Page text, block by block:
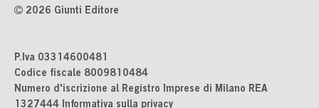
2026 Giunti Editore
P.Iva 03314600481
Codice fiscale 8009810484
Numero d'iscrizione al Registro Imprese di Milano REA
1327444 Informativa sulla privacy